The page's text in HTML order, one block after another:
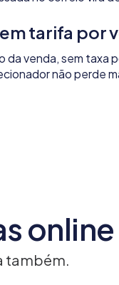
tarifa por
da venda, sem taxa
não perde
online
também.